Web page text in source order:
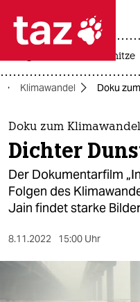
 taz
taz
themen
politik
öko
hitze
Klimawandel Doku
Doku zum
Dichter
Der Dokumentarfilm
Folgen des
Jain findet starke
8.11.2022 15:00 Uhr